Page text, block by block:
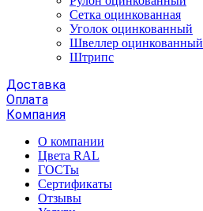
Сетка оцинкованная
Уголок оцинкованный
Швеллер оцинкованный
Штрипс
Доставка
Оплата
Компания
О компании
Цвета RAL
ГОСТы
Сертификаты
Отзывы